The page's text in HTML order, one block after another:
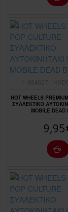
HOT WHEELS
ΣΥΛΛΕΚΤΙΚΟ
MOBILE DEAD